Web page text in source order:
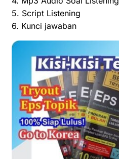
5. Script Listening
6. Kunci jawaban